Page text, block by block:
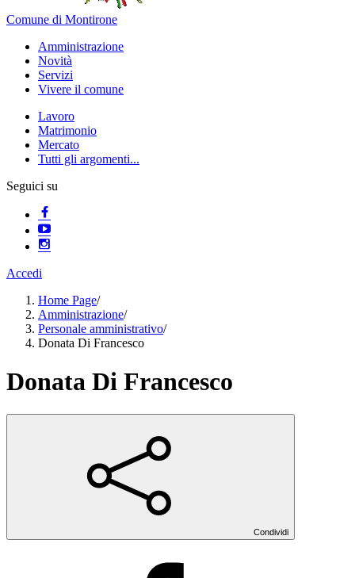
Comune di Montirone
Amministrazione
Novità
Servizi
Vivere il comune
Lavoro
Matrimonio
Mercato
Tutti gli argomenti...
Seguici su
Accedi
Home Page/
Amministrazione/
Personale amministrativo/
Donata Di Francesco
Donata Di Francesco
Condividi